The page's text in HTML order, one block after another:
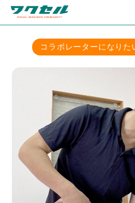
コラボレーターになりた